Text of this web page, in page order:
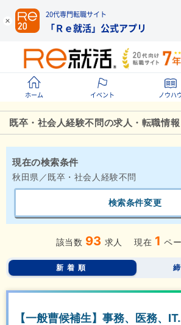
20代専門転職サイト
「Ｒｅ就活」公式アプリ
ホーム イベント ノウハ
既卒・社会人経験不問の求人・転職情報
現在の検索条件
秋田県／既卒・社会人経験不問
検索条件変更
該当数 93 求人 現在 1 ペ
新着順
【一般曹候補生】事務、医務、